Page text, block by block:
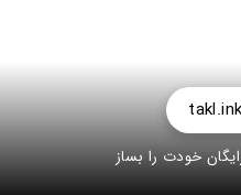
خودت را بساز